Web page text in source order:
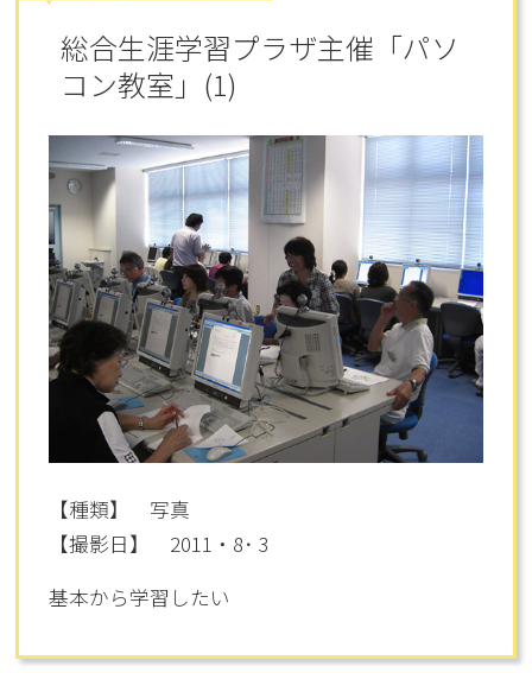
総合生涯学習プラザ主催「パソ
コン教室」(1)
【種類】 写真
【撮影日】 2011・8･ 3
基本から学習したい